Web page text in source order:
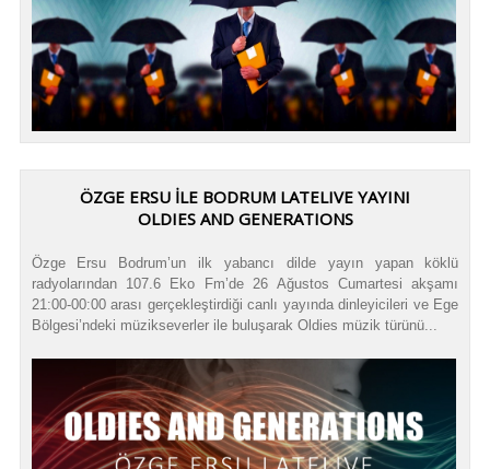
ÖZGE ERSU İLE BODRUM LATELIVE YAYINI
OLDIES AND GENERATIONS
Özge Ersu Bodrum’un ilk yabancı dilde yayın yapan köklü
radyolarından 107.6 Eko Fm’de 26 Ağustos Cumartesi akşamı
21:00-00:00 arası gerçekleştirdiği canlı yayında dinleyicileri ve Ege
Bölgesi’ndeki müzikseverler ile buluşarak Oldies müzik türünü...